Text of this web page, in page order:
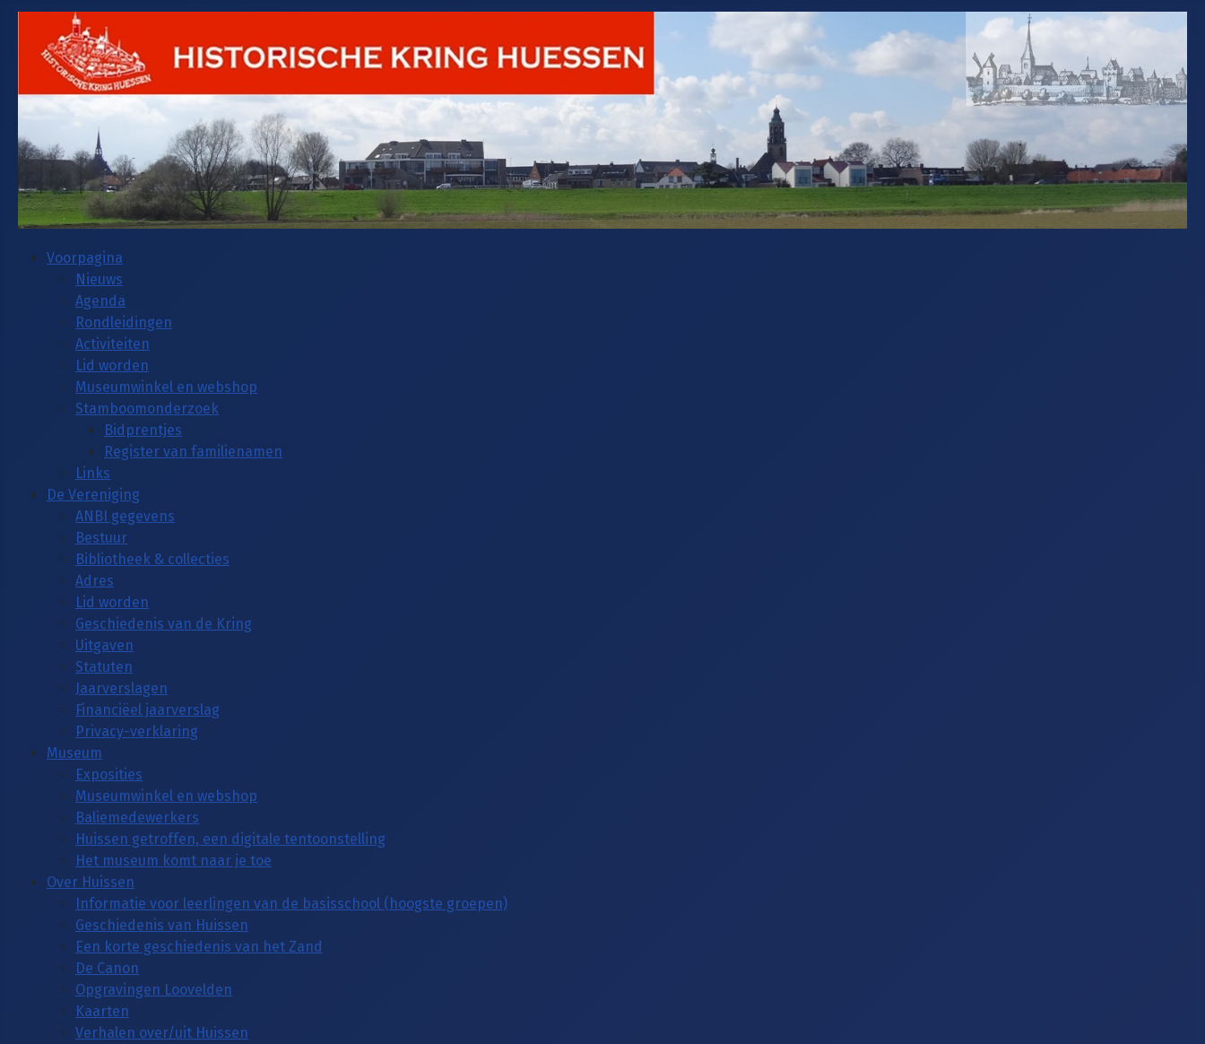
Voorpagina
Nieuws
Agenda
Rondleidingen
Activiteiten
Lid worden
Museumwinkel en webshop
Stamboomonderzoek
Bidprentjes
Register van familienamen
Links
De Vereniging
ANBI gegevens
Bestuur
Bibliotheek & collecties
Adres
Lid worden
Geschiedenis van de Kring
Uitgaven
Statuten
Jaarverslagen
Financiëel jaarverslag
Privacy-verklaring
Museum
Exposities
Museumwinkel en webshop
Baliemedewerkers
Huissen getroffen, een digitale tentoonstelling
Het museum komt naar je toe
Over Huissen
Informatie voor leerlingen van de basisschool (hoogste groepen)
Geschiedenis van Huissen
Een korte geschiedenis van het Zand
De Canon
Opgravingen Loovelden
Kaarten
Verhalen over/uit Huissen